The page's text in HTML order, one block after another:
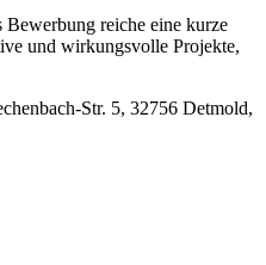
reiche eine kurze
und wirkungsvolle Projekte,
Str. 5, 32756 Detmold,